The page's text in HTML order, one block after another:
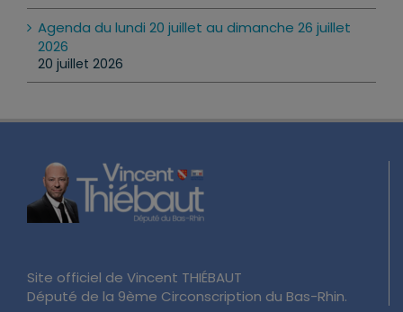
Agenda du lundi 20 juillet au dimanche 26 juillet
2026
20 juillet 2026
Site officiel de Vincent THIÉBAUT
Député de la 9ème Circonscription du Bas-Rhin.